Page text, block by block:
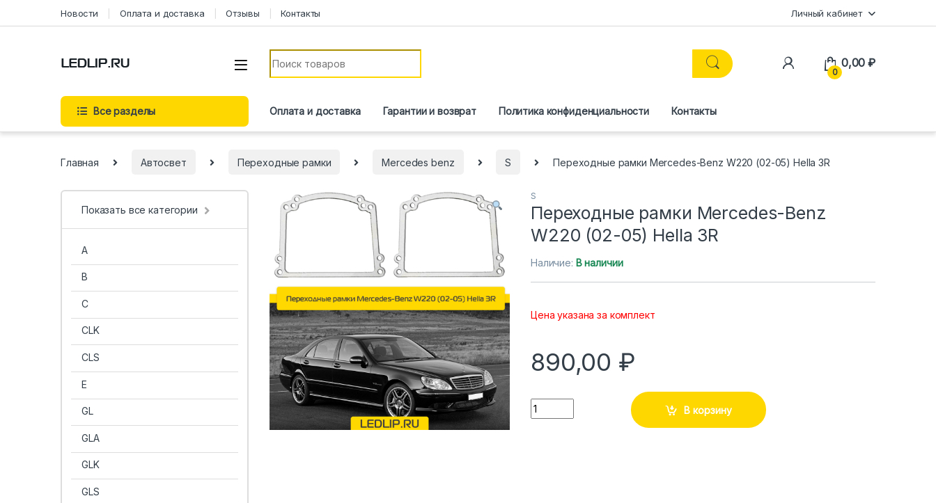
Новости Оплата и доставка Отзывы Контакты Личный кабинет
0
0,00₽
Все разделы Оплата и доставка Гарантии и возврат Политика конфиденциальности Контакты
Главная Автосвет Переходные рамки Mercedes benz S Переходные рамки Mercedes-Benz W220 (02-05) Hella 3R
S
Переходные рамки Mercedes-Benz
W220 (02-05) Hella 3R
Наличие: В наличии
Цена указана за комплект
890,00 ₽
Количество
В корзину
Показать все категории
A
B
C
CLK
CLS
E
GL
GLA
GLK
GLS